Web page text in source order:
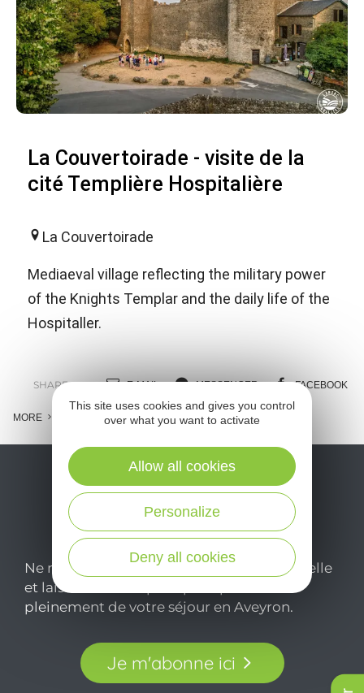
La Couvertoirade - visite de la
cité Templière Hospitalière
La Couvertoirade
Mediaeval village reflecting the military power
of the Knights Templar and the daily life of the
Hospitaller.
SHARE : E-MAIL MESSENGER FACEBOOK
MORE
Ne manquez pas notre newsletter mensuelle
et laissez-vous inspirer pour profiter
pleinement de votre séjour en Aveyron.
Je m'abonne ici
This site uses cookies and gives you control
over what you want to activate
Deny all cookies
Personalize
Allow all cookies